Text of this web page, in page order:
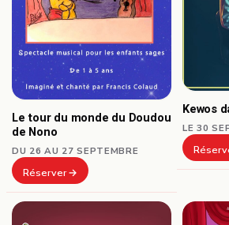
Le tour du monde du Doudou
de Nono
DU 26 AU 27 SEPTEMBRE
Réserver
Kewos
LE 30